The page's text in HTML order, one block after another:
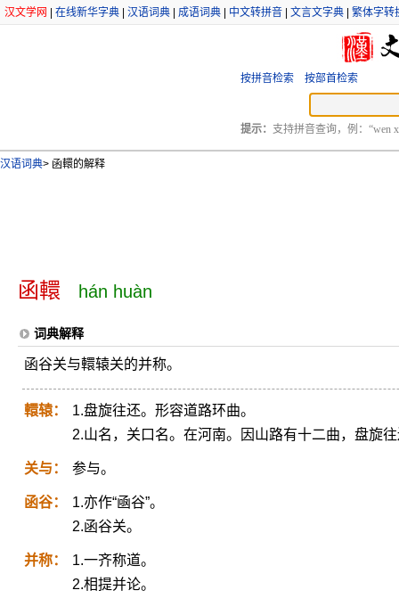
汉文学网 在线新华字典 汉语词典 成语词典 中文转拼音 文言文字典 繁体字转
按拼音检索 按部首检索
提示： 支持拼音查询，例：“wen
汉语词典> 函轘的解释
函轘 hán huàn
词典解释
函谷关与轘辕关的并称。
轘辕：
1.盘旋往还。形容道路环曲。
2.山名，关口名。在河南。因山路有十二曲，盘旋
关与： 参与。
函谷：
1.亦作“凾谷”。
2.函谷关。
并称：
1.一齐称道。
2.相提并论。